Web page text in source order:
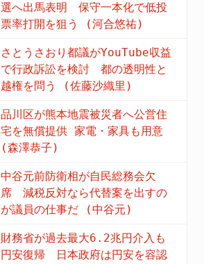
選へ出馬表明 保守一本化で低投
票率打開を狙う (河合悠祐)
さとうさおり都議がYouTube収益
で行政訴訟を検討 都の透明性と
越権を問う (佐藤沙織里)
品川区が熊本地震被災者へ公営住
宅を無償提供 家電・家具も用意
(森澤恭子)
中谷元前防衛相が自民総務会欠
席 減税反対なら代替案を出すの
が議員の仕事だ (中谷元)
財務省が過去最大6.2兆円介入も
円安復帰 日本政府は円安を容認